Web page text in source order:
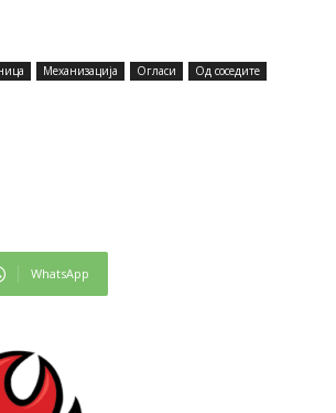
Механизација Огласи
Од соседите
WhatsApp